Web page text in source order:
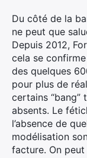
Du côté de la
ne peut que
Depuis 2012,
cela se
des quelques
pour plus de
certains “bang”
absents. Le
l’absence de
modélisation
facture. On